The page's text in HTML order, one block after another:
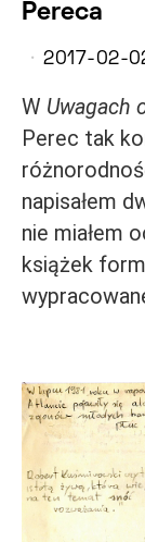
Pereca
2017-02-
W Uwagach
Perec tak
napisałem
nie miałem
książek